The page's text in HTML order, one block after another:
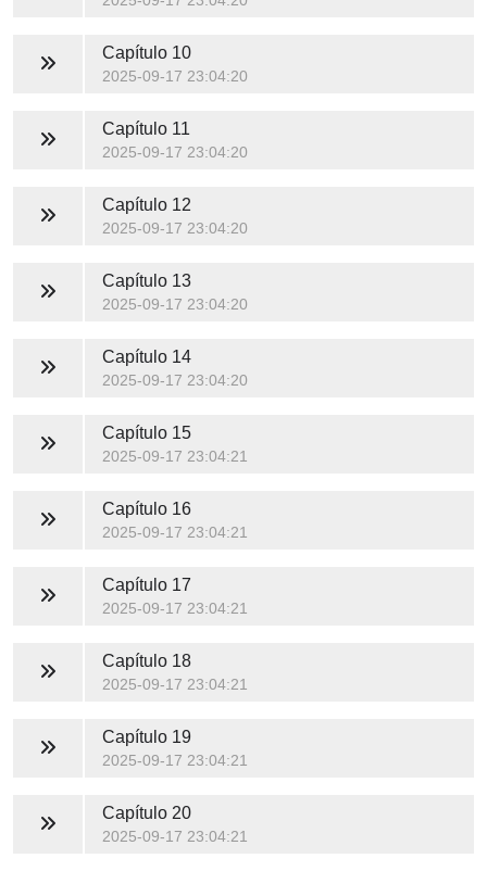
Capítulo 10
2025-09-17 23:04:20
Capítulo 11
2025-09-17 23:04:20
Capítulo 12
2025-09-17 23:04:20
Capítulo 13
2025-09-17 23:04:20
Capítulo 14
2025-09-17 23:04:20
Capítulo 15
2025-09-17 23:04:21
Capítulo 16
2025-09-17 23:04:21
Capítulo 17
2025-09-17 23:04:21
Capítulo 18
2025-09-17 23:04:21
Capítulo 19
2025-09-17 23:04:21
Capítulo 20
2025-09-17 23:04:21